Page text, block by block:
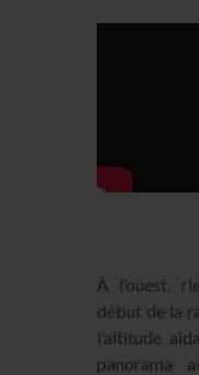
À l’ouest,
début de la
l’altitude
panorama